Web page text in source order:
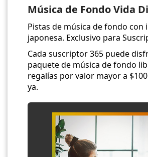
Música de Fondo Vida
Pistas de música de fondo con
japonesa. Exclusivo para
Cada suscriptor 365 puede
paquete de música de fondo
regalías por valor mayor a
ya.